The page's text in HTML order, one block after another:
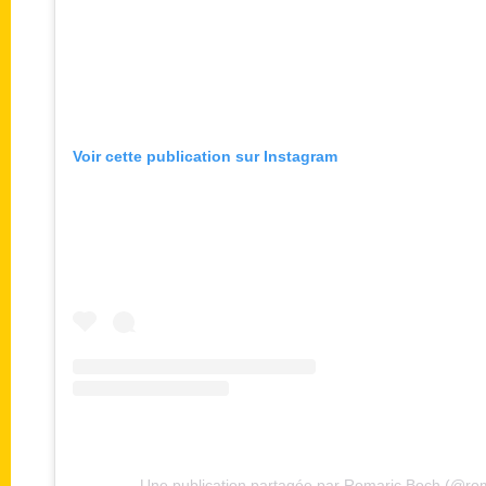
Voir cette publication sur Instagram